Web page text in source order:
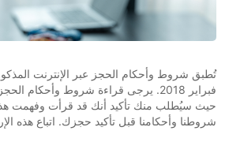
فبراير 2018. يرجى قراءة شروط وأحكام
حيث سيُطلب منك تأكيد أنك قد قرأت وفهمت
شروطنا وأحكامنا قبل تأكيد حجزك. اتباع هذه